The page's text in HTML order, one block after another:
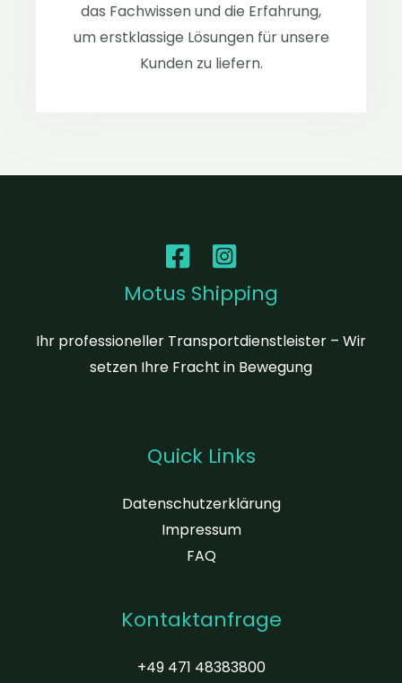
das Fachwissen und die Erfahrung,
um erstklassige Lösungen für unsere
Kunden zu liefern.
Motus Shipping
Ihr professioneller Transportdienstleister – Wir
setzen Ihre Fracht in Bewegung
Quick Links
Datenschutzerklärung
Impressum
FAQ
Kontaktanfrage
+49 471 48383800